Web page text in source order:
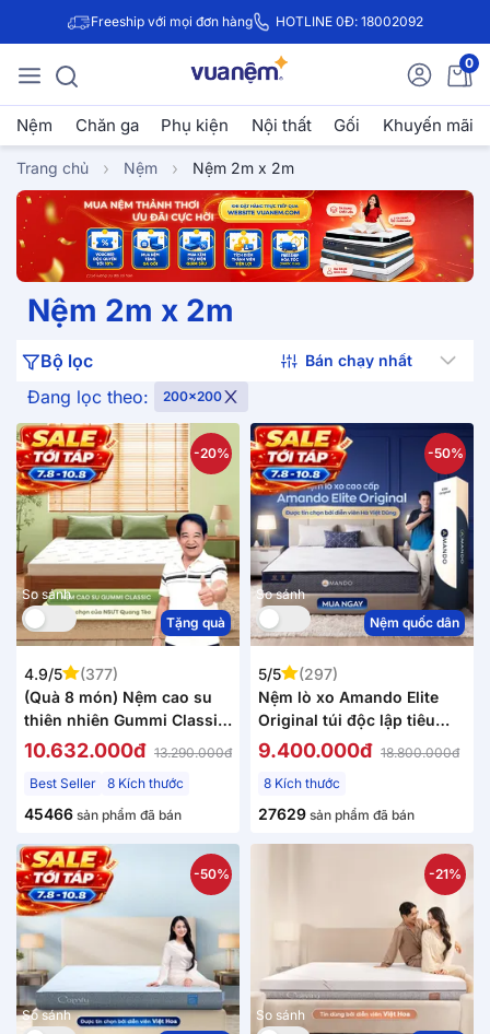
Freeship với mọi đơn hàng HOTLINE 0Đ: 18002092
0
Nệm Chăn ga Phụ kiện Nội thất Gối Khuyến mãi
Trang chủ Nệm Nệm 2m x 2m
Nệm 2m x 2m
Đang lọc theo: 200x200
Bộ lọc
So sánh
-20%
Tặng quà
4.9/5
(377)
(Quà 8 món) Nệm cao su
thiên nhiên Gummi Classic
thế hệ mới dày 5/10/15cm
10.632.000đ 13.290.000đ
Best Seller
8 Kích thước
45466 sản phẩm đã bán
So sánh
-50%
Nệm quốc dân
5/5
(297)
Nệm lò xo Amando Elite
Original túi độc lập tiêu
chuẩn khách sạn 5 sao dày
9.400.000đ 18.800.000đ
8 Kích thước
27629 sản phẩm đã bán
So sánh
-50%
So sánh
-21%